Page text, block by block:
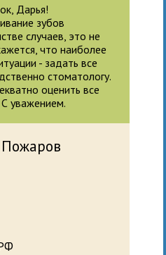
Дарья!
зубов
случаев, это не
что наиболее
- задать все
стоматологу.
оценить все
уважением.